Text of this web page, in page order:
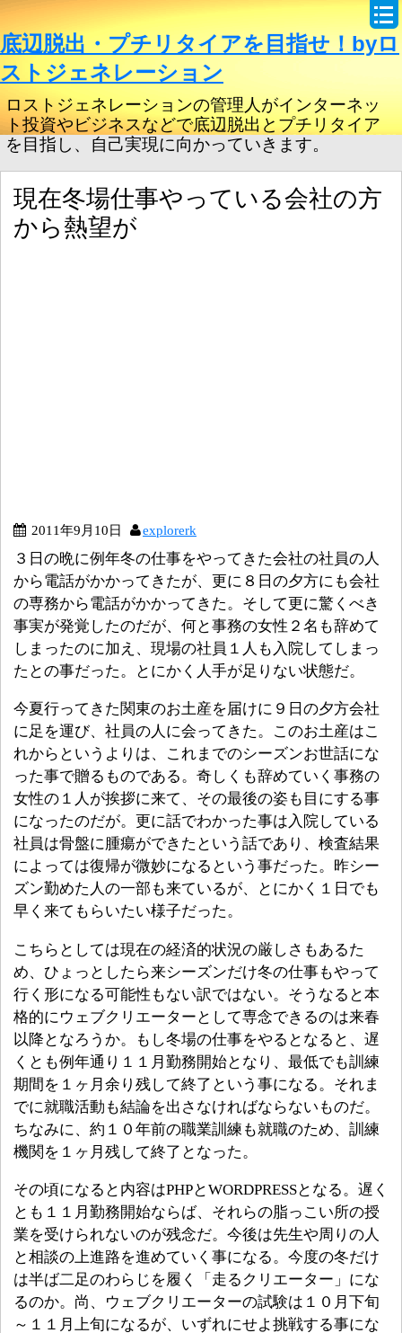
底辺脱出・プチリタイアを目指せ！byロ
ストジェネレーション
ロストジェネレーションの管理人がインターネッ
ト投資やビジネスなどで底辺脱出とプチリタイア
を目指し、自己実現に向かっていきます。
現在冬場仕事やっている会社の方
から熱望が
2011年9月10日 explorerk
３日の晩に例年冬の仕事をやってきた会社の社員の人
から電話がかかってきたが、更に８日の夕方にも会社
の専務から電話がかかってきた。そして更に驚くべき
事実が発覚したのだが、何と事務の女性２名も辞めて
しまったのに加え、現場の社員１人も入院してしまっ
たとの事だった。とにかく人手が足りない状態だ。
今夏行ってきた関東のお土産を届けに９日の夕方会社
に足を運び、社員の人に会ってきた。このお土産はこ
れからというよりは、これまでのシーズンお世話にな
った事で贈るものである。奇しくも辞めていく事務の
女性の１人が挨拶に来て、その最後の姿も目にする事
になったのだが。更に話でわかった事は入院している
社員は骨盤に腫瘍ができたという話であり、検査結果
によっては復帰が微妙になるという事だった。昨シー
ズン勤めた人の一部も来ているが、とにかく１日でも
早く来てもらいたい様子だった。
こちらとしては現在の経済的状況の厳しさもあるた
め、ひょっとしたら来シーズンだけ冬の仕事もやって
行く形になる可能性もない訳ではない。そうなると本
格的にウェブクリエーターとして専念できるのは来春
以降となろうか。もし冬場の仕事をやるとなると、遅
くとも例年通り１１月勤務開始となり、最低でも訓練
期間を１ヶ月余り残して終了という事になる。それま
でに就職活動も結論を出さなければならないものだ。
ちなみに、約１０年前の職業訓練も就職のため、訓練
機関を１ヶ月残して終了となった。
その頃になると内容はPHPとWORDPRESSとなる。遅く
とも１１月勤務開始ならば、それらの脂っこい所の授
業を受けられないのが残念だ。今後は先生や周りの人
と相談の上進路を進めていく事になる。今度の冬だけ
は半ば二足のわらじを履く「走るクリエーター」にな
るのか。尚、ウェブクリエーターの試験は１０月下旬
～１１月上旬になるが、いずれにせよ挑戦する事にな